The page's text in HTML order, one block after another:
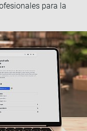
para la